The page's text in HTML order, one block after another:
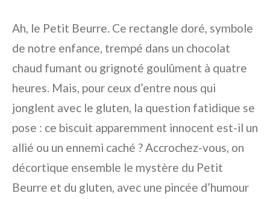
Ah, le Petit Beurre. Ce rectangle doré, symbole
de notre enfance, trempé dans un chocolat
chaud fumant ou grignoté goulûment à quatre
heures. Mais, pour ceux d’entre nous qui
jonglent avec le gluten, la question fatidique se
pose : ce biscuit apparemment innocent est-il un
allié ou un ennemi caché ? Accrochez-vous, on
décortique ensemble le mystère du Petit
Beurre et du gluten, avec une pincée d’humour